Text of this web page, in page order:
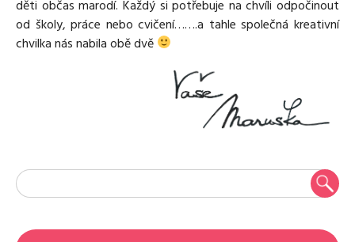
děti občas marodí. Každý si potřebuje na chvíli odpočinout
od školy, práce nebo cvičení…….a tahle společná kreativní
chvilka nás nabila obě dvě